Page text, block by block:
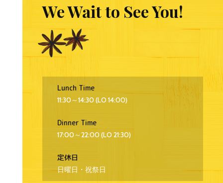
We Wait to See You!
Lunch Time
11:30～14:30 (LO 14:00)
Dinner Time
17:00～22:00 (LO 21:30)
定休日
日曜日・祝祭日